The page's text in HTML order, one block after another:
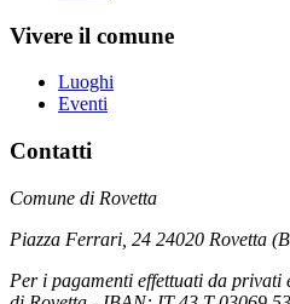
Vivere il comune
Luoghi
Eventi
Contatti
Comune di Rovetta
Piazza Ferrari, 24 24020 Rovetta
Per i pagamenti effettuati da privati